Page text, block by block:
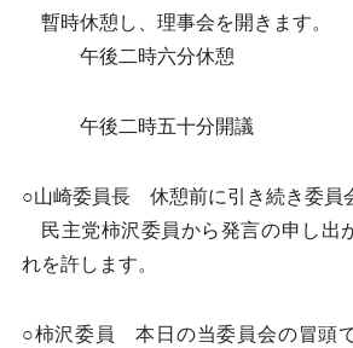
暫時休憩し、理事会を開きます。
午後二時六分休憩
午後二時五十分開議
○山崎委員長 休憩前に引き続き委員
民主党柿沢委員から発言の申し出
れを許します。
○柿沢委員 本日の当委員会の冒頭